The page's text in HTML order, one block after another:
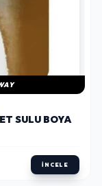
SULU BOYA
İNCELE